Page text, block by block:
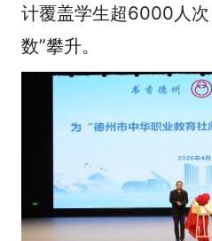
计覆盖学生超6000人
数”攀升。